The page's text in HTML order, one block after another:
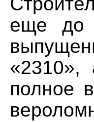
еще до
«2310»,
полное